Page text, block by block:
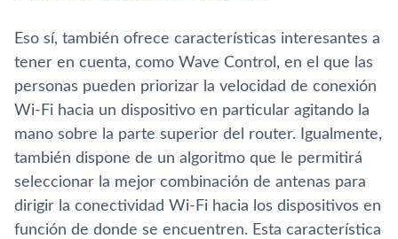
Eso sí­, también ofrece caracterí­sticas interesantes a
tener en cuenta, como Wave Control, en el que las
personas pueden priorizar la velocidad de conexión
Wi-Fi hacia un dispositivo en particular agitando la
mano sobre la parte superior del router. Igualmente,
también dispone de un algoritmo que le permitirá
seleccionar la mejor combinación de antenas para
dirigir la conectividad Wi-Fi hacia los dispositivos en
función de donde se encuentren. Esta caracterí­stica